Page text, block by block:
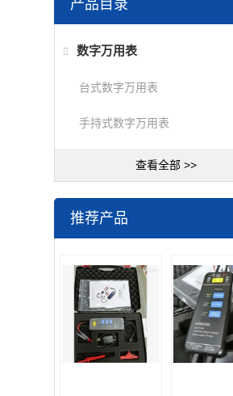
产品目录
数字万用表
台式数字万用表
手持式数字万用表
查看全部 >>
推荐产品